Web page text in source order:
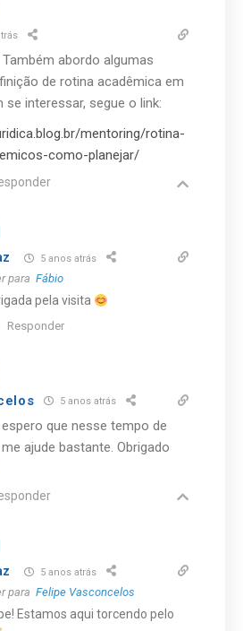
abordo algumas
de rotina acadêmica em
se interessar, segue o link:
mentoring/rotina-
como-planejar/
5 anos atrás
para Fábio
pela visita
Responder
5 anos atrás
que nesse tempo de
ajude bastante. Obrigado
5 anos atrás
para Felipe Vasconcelos
Estamos aqui torcendo pelo